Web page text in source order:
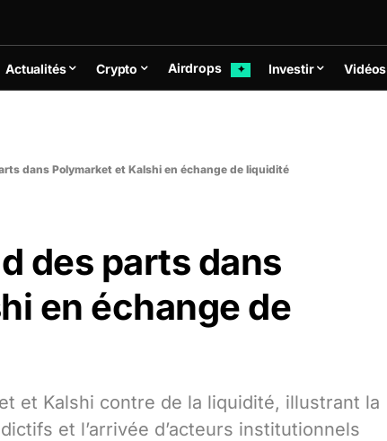
Actualités Crypto Airdrops ✦ Investir Vidéos
dans Polymarket et Kalshi en échange de liquidité
des parts dans
en échange de
et Kalshi contre de la liquidité, illustrant la
et l’arrivée d’acteurs institutionnels